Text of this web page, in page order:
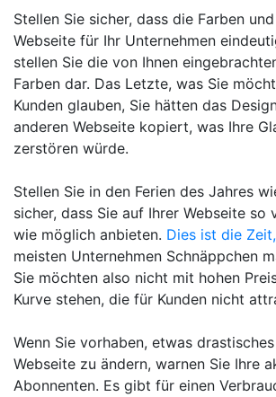
Stellen Sie sicher, dass die Farben
Webseite für Ihr Unternehmen
stellen Sie die von Ihnen
Farben dar. Das Letzte, was Sie
Kunden glauben, Sie hätten das
anderen Webseite kopiert, was Ihre
zerstören würde.
Stellen Sie in den Ferien des Jahres
sicher, dass Sie auf Ihrer Webseite so
wie möglich anbieten. Dies ist die Zeit,
meisten Unternehmen Schnäppchen
Sie möchten also nicht mit hohen
Kurve stehen, die für Kunden nicht
Wenn Sie vorhaben, etwas
Webseite zu ändern, warnen Sie Ihre
Abonnenten. Es gibt für einen